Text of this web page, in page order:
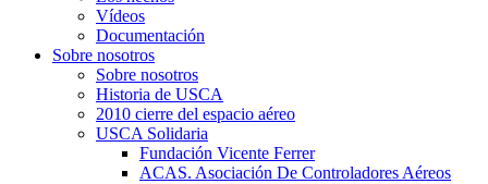
Vídeos
Documentación
Sobre nosotros
Sobre nosotros
Historia de USCA
2010 cierre del espacio aéreo
USCA Solidaria
Fundación Vicente Ferrer
ACAS. Asociación De Controladores Aéreos